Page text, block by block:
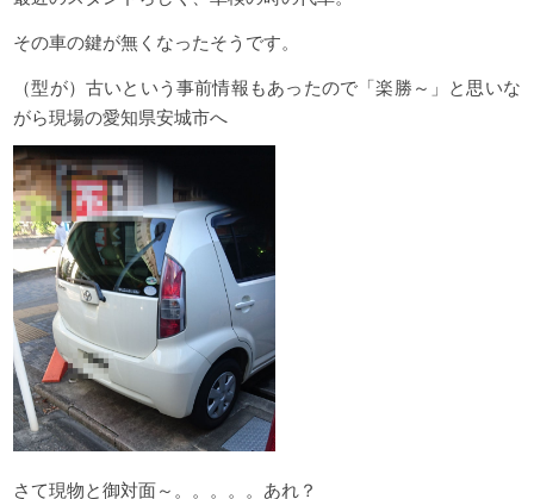
その車の鍵が無くなったそうです。
（型が）古いという事前情報もあったので「楽勝～」と思いな
がら現場の愛知県安城市へ
さて現物と御対面～。。。。。あれ？